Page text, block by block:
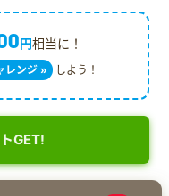
円相当に！
レンジ » しよう！
GET!